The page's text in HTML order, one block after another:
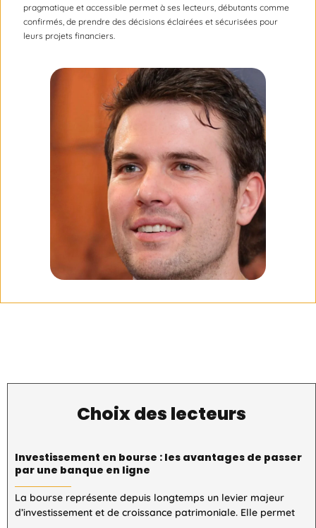
pragmatique et accessible permet à ses lecteurs, débutants comme
confirmés, de prendre des décisions éclairées et sécurisées pour
leurs projets financiers.
Choix des lecteurs
Investissement en bourse : les avantages de passer
par une banque en ligne
La bourse représente depuis longtemps un levier majeur
d’investissement et de croissance patrimoniale. Elle permet